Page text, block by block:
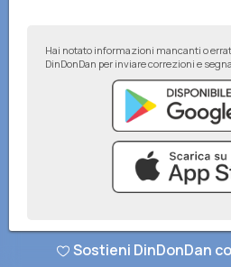
Hai notato informazioni mancanti o
DinDonDan per inviare correzioni e
© DinDonDan App 2026–Privacy Policy
Sostieni DinDonDan